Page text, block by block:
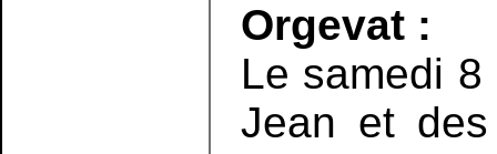
Orgevat :
Le samedi
Jean et